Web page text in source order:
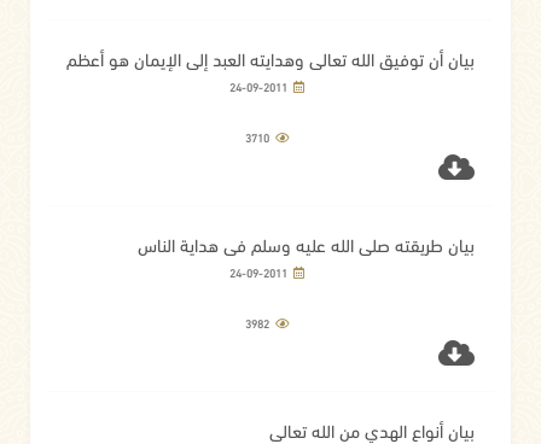
بيان أن توفيق الله تعالى وهدايته العبد إلى الإيمان هو أعظم
3710
بيان طريقته صلى الله عليه وسلم في هداية الناس
3982
بيان أنواع الهدي من الله تعالى